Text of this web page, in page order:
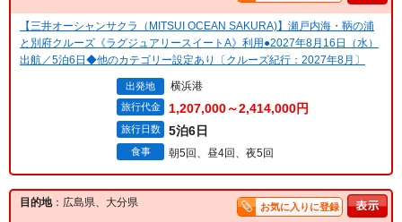
【三井オーシャンサクラ（MITSUI OCEAN SAKURA)】瀬戸内海・鞆の浦
と別府クルーズ《ラグジュアリースイートA》利用●2027年8月16日（水）
出航／5泊6日◆他のカテゴリー設定あり〔クルーズ紀行：2027年8月〕
出発地 横浜港
旅行代金 1,207,000～2,414,000円
旅行日数 5泊6日
食事 朝5回、昼4回、夜5回
目的地：広島県、大分県 お気に入りに登録